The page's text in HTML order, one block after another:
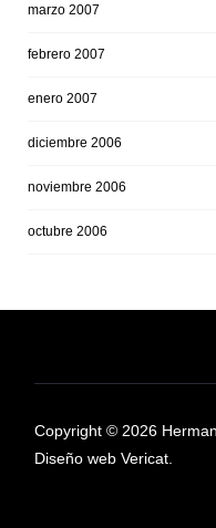
marzo 2007
febrero 2007
enero 2007
diciembre 2006
noviembre 2006
octubre 2006
Copyright © 2026
Diseño web Vericat.